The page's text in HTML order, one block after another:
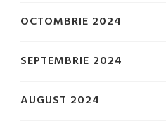
OCTOMBRIE 2024
SEPTEMBRIE 2024
AUGUST 2024